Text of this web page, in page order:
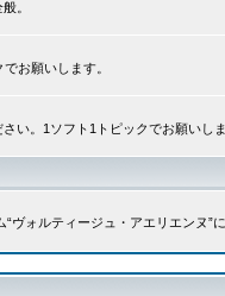
。
お願いします。
い。1ソフト1トピックでお願いし
ヴォルティージュ・アエリエンヌ”